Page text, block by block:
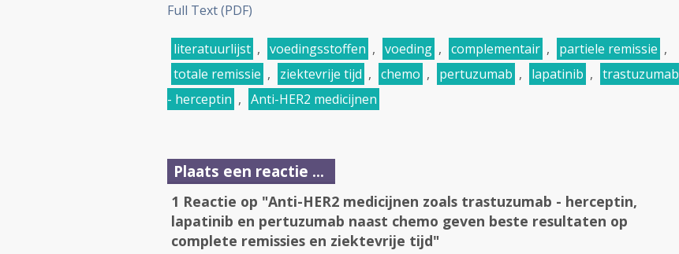
Full Text (PDF)
literatuurlijst , voedingsstoffen , voeding , complementair , partiele remissie ,
totale remissie , ziektevrije tijd , chemo , pertuzumab , lapatinib , trastuzumab
- herceptin , Anti-HER2 medicijnen
Plaats een reactie ...
1 Reactie op "Anti-HER2 medicijnen zoals trastuzumab - herceptin,
lapatinib en pertuzumab naast chemo geven beste resultaten op
complete remissies en ziektevrije tijd"